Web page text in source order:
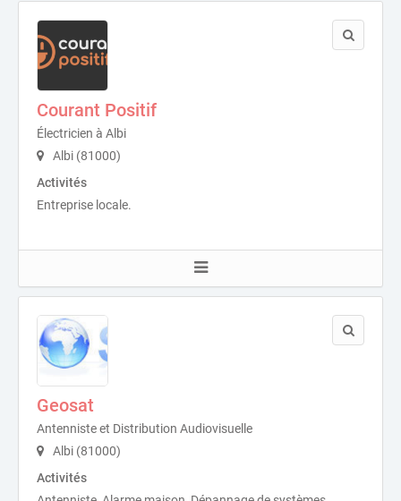
Courant Positif
Électricien à Albi
Albi (81000)
Activités
Entreprise locale.
Geosat
Antenniste et Distribution Audiovisuelle
Albi (81000)
Activités